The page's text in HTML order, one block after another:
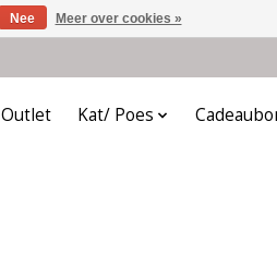
Outlet Kat/ Poes
Nee Meer over cookies »